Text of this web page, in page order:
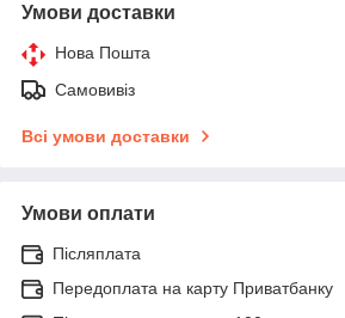
Умови доставки
Нова Пошта
Самовивіз
Всі умови доставки
Умови оплати
Післяплата
Передоплата на карту Приватбанку